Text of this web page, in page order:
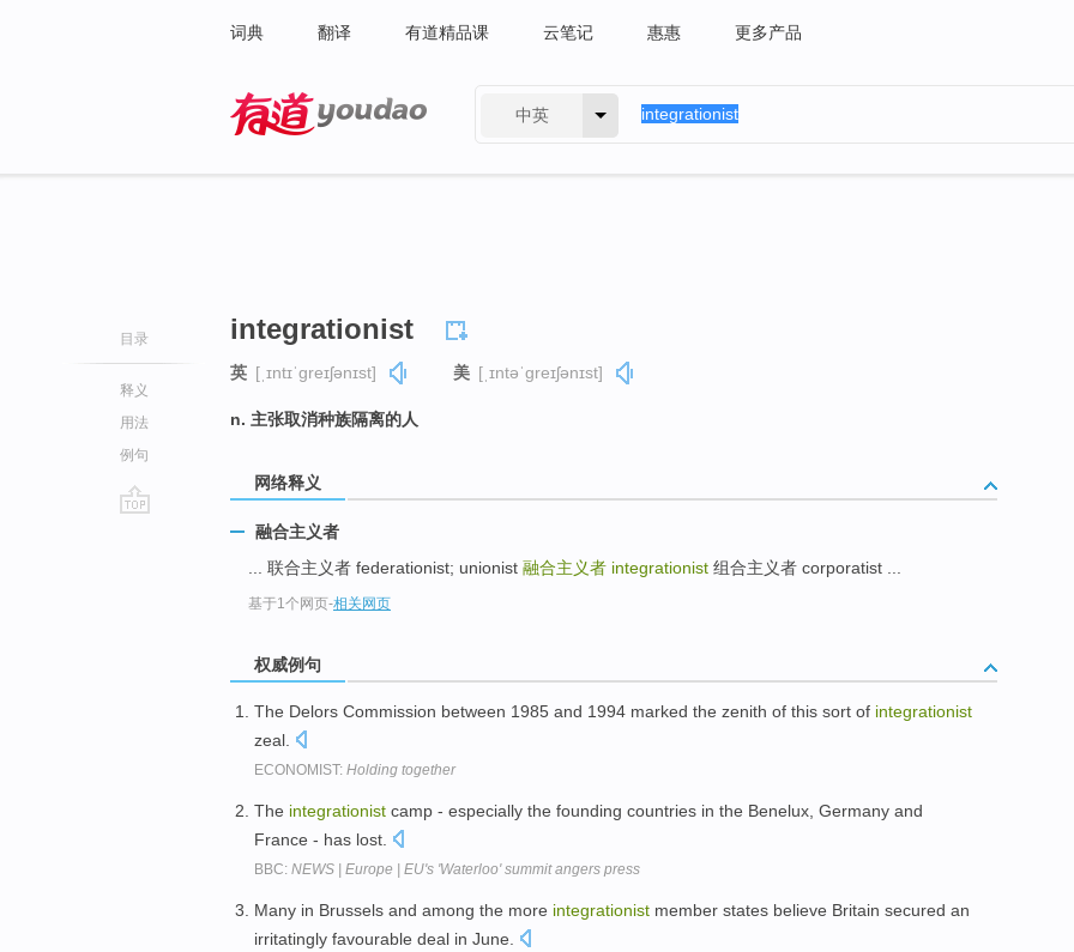
词典 翻译 有道精品课 云笔记 惠惠 更多产品
中英
目录
释义
用法
例句
integrationist
英 [ˌɪntɪˈɡreɪʃənɪst] 美 [ˌɪntəˈɡreɪʃənɪst]
n. 主张取消种族隔离的人
网络释义
融合主义者
... 联合主义者 federationist; unionist 融合主义者 integrationist 组合主义者 corporatist ...
基于1个网页-相关网页
权威例句
The Delors Commission between 1985 and 1994 marked the zenith of this sort of integrationist
zeal.
ECONOMIST: Holding together
The integrationist camp - especially the founding countries in the Benelux, Germany and
France - has lost.
BBC: NEWS | Europe | EU's 'Waterloo' summit angers press
Many in Brussels and among the more integrationist member states believe Britain secured an
irritatingly favourable deal in June.